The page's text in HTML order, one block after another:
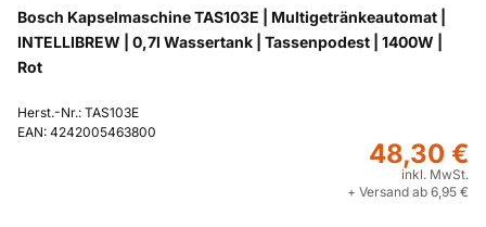
Bosch Kapselmaschine TAS103E | Multigetränkeautomat |
INTELLIBREW | 0,7l Wassertank | Tassenpodest | 1400W |
Rot
Herst.-Nr.: TAS103E
EAN: 4242005463800
48,30 €
inkl. MwSt.
+ Versand ab 6,95 €